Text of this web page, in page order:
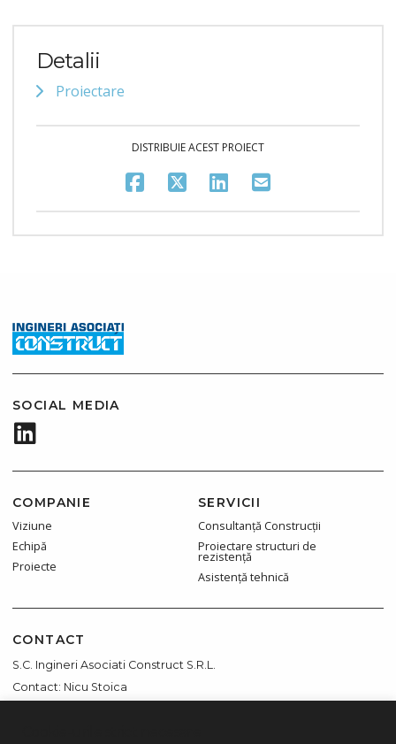
Detalii
Proiectare
DISTRIBUIE ACEST PROIECT
SOCIAL MEDIA
COMPANIE
Viziune
Echipă
Proiecte
SERVICII
Consultanță Construcții
Proiectare structuri de
rezistență
Asistență tehnică
CONTACT
S.C. Ingineri Asociati Construct S.R.L.
Contact: Nicu Stoica